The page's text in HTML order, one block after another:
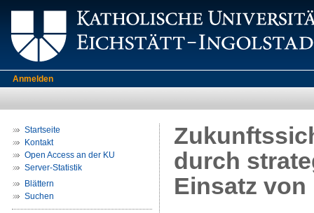
Anmelden
Startseite
Kontakt
Open Access an der KU
Server-Statistik
Blättern
Suchen
durch
Einsatz